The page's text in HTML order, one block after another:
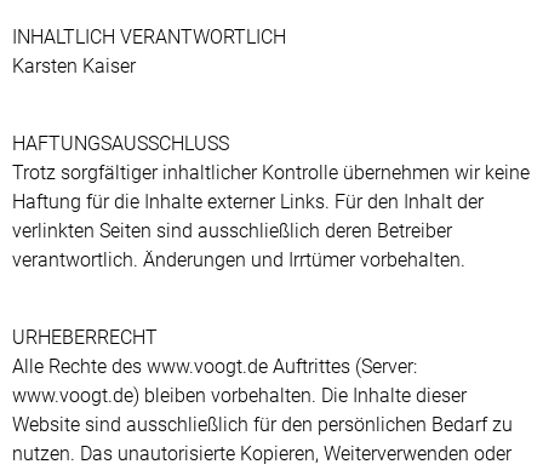
INHALTLICH VERANTWORTLICH
Karsten Kaiser
HAFTUNGSAUSSCHLUSS
Trotz sorgfältiger inhaltlicher Kontrolle übernehmen wir keine
Haftung für die Inhalte externer Links. Für den Inhalt der
verlinkten Seiten sind ausschließlich deren Betreiber
verantwortlich. Änderungen und Irrtümer vorbehalten.
URHEBERRECHT
Alle Rechte des www.voogt.de Auftrittes (Server:
www.voogt.de) bleiben vorbehalten. Die Inhalte dieser
Website sind ausschließlich für den persönlichen Bedarf zu
nutzen. Das unautorisierte Kopieren, Weiterverwenden oder